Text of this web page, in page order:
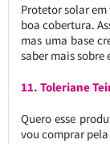
Protetor solar
boa cobertura.
mas uma base
saber mais sobre
11. Toleriane
Quero esse
vou comprar